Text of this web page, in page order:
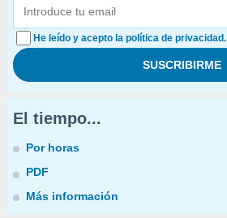
He leído y acepto la política de privacidad.
El tiempo...
Por horas
PDF
Más información